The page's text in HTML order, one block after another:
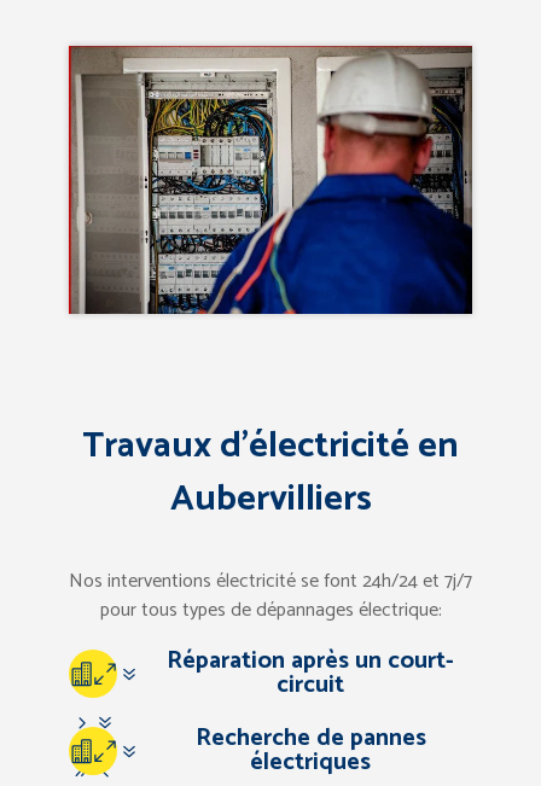
Travaux d’électricité en
Aubervilliers
Nos interventions électricité se font 24h/24 et 7j/7
pour tous types de dépannages électrique:
07
57
94
Réparation après un court-
circuit
07
Recherche de pannes
électriques